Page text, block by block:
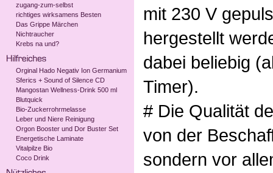
zugang-zum-selbst
richtiges wirksamens Besten
Das Grippe Märchen
Nichtraucher
Krebs na und?
Orginal Hado Negativ Ion Germanium
Sferics + Sound of Silence CD
Mangostan Wellness-Drink 500 ml
Blutquick
Bio-Zuckerrohrmelasse
Leber und Niere Reinigung
Orgon Booster und Dor Buster Set
Energetische Laminate
Vitalpilze Bio
Coco Drink
mit 230 V
hergestellt
dabei beliebig
Timer).
# Die Qualität
von der
sondern vor